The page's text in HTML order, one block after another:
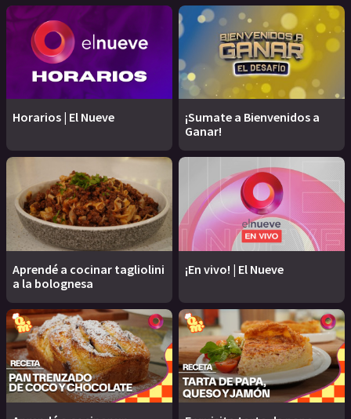
Horarios | El Nueve
¡Sumate a Bienvenidos a
Ganar!
Aprendé a cocinar tagliolini
a la bolognesa
¡En vivo! | El Nueve